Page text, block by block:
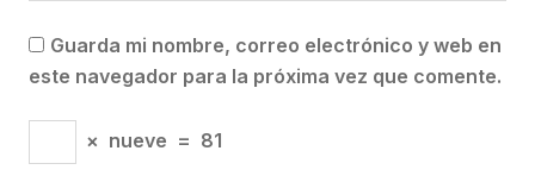
Guarda mi nombre, correo electrónico y web en
este navegador para la próxima vez que comente.
× nueve = 81